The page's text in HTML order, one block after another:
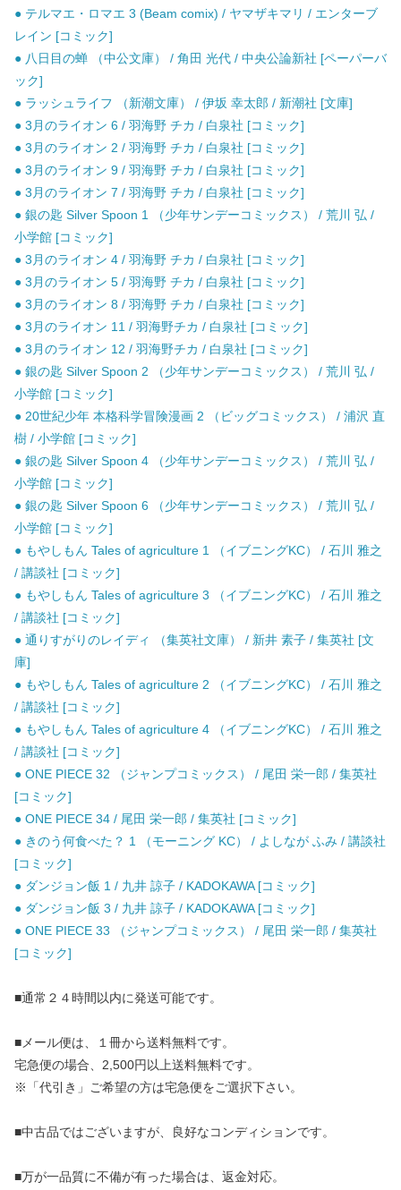
● テルマエ・ロマエ 3 (Beam comix) / ヤマザキマリ / エンターブ
レイン [コミック]
● 八日目の蝉 （中公文庫） / 角田 光代 / 中央公論新社 [ペーパーバ
ック]
● ラッシュライフ （新潮文庫） / 伊坂 幸太郎 / 新潮社 [文庫]
● 3月のライオン 6 / 羽海野 チカ / 白泉社 [コミック]
● 3月のライオン 2 / 羽海野 チカ / 白泉社 [コミック]
● 3月のライオン 9 / 羽海野 チカ / 白泉社 [コミック]
● 3月のライオン 7 / 羽海野 チカ / 白泉社 [コミック]
● 銀の匙 Silver Spoon 1 （少年サンデーコミックス） / 荒川 弘 /
小学館 [コミック]
● 3月のライオン 4 / 羽海野 チカ / 白泉社 [コミック]
● 3月のライオン 5 / 羽海野 チカ / 白泉社 [コミック]
● 3月のライオン 8 / 羽海野 チカ / 白泉社 [コミック]
● 3月のライオン 11 / 羽海野チカ / 白泉社 [コミック]
● 3月のライオン 12 / 羽海野チカ / 白泉社 [コミック]
● 銀の匙 Silver Spoon 2 （少年サンデーコミックス） / 荒川 弘 /
小学館 [コミック]
● 20世紀少年 本格科学冒険漫画 2 （ビッグコミックス） / 浦沢 直
樹 / 小学館 [コミック]
● 銀の匙 Silver Spoon 4 （少年サンデーコミックス） / 荒川 弘 /
小学館 [コミック]
● 銀の匙 Silver Spoon 6 （少年サンデーコミックス） / 荒川 弘 /
小学館 [コミック]
● もやしもん Tales of agriculture 1 （イブニングKC） / 石川 雅之
/ 講談社 [コミック]
● もやしもん Tales of agriculture 3 （イブニングKC） / 石川 雅之
/ 講談社 [コミック]
● 通りすがりのレイディ （集英社文庫） / 新井 素子 / 集英社 [文
庫]
● もやしもん Tales of agriculture 2 （イブニングKC） / 石川 雅之
/ 講談社 [コミック]
● もやしもん Tales of agriculture 4 （イブニングKC） / 石川 雅之
/ 講談社 [コミック]
● ONE PIECE 32 （ジャンプコミックス） / 尾田 栄一郎 / 集英社
[コミック]
● ONE PIECE 34 / 尾田 栄一郎 / 集英社 [コミック]
● きのう何食べた？ 1 （モーニング KC） / よしなが ふみ / 講談社
[コミック]
● ダンジョン飯 1 / 九井 諒子 / KADOKAWA [コミック]
● ダンジョン飯 3 / 九井 諒子 / KADOKAWA [コミック]
● ONE PIECE 33 （ジャンプコミックス） / 尾田 栄一郎 / 集英社
[コミック]
■通常２４時間以内に発送可能です。
■メール便は、１冊から送料無料です。
宅急便の場合、2,500円以上送料無料です。
※「代引き」ご希望の方は宅急便をご選択下さい。
■中古品ではございますが、良好なコンディションです。
■万が一品質に不備が有った場合は、返金対応。